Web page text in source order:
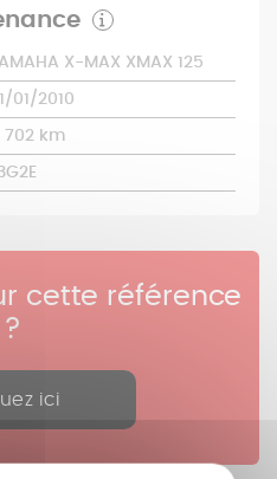
X-MAX XMAX 125
01/2010
702 km
cette référence
?
ici